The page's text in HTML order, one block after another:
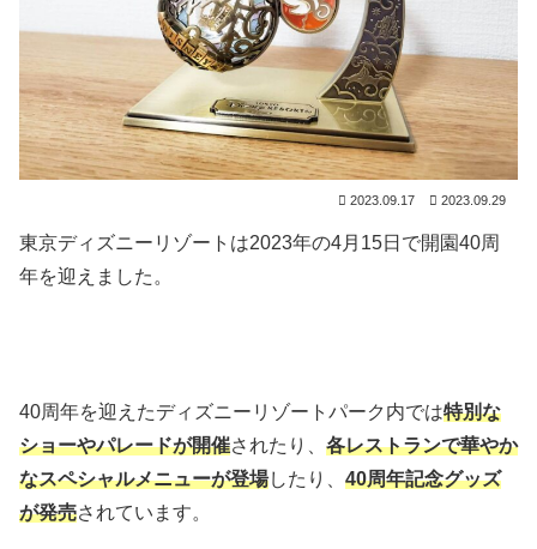
2023.09.17 2023.09.29
東京ディズニーリゾートは2023年の4月15日で開園40周
年を迎えました。
40周年を迎えたディズニーリゾートパーク内では特別な
ショーやパレードが開催されたり、 各レストランで華やか
なスペシャルメニューが登場したり、 40周年記念グッズ
が発売されています。